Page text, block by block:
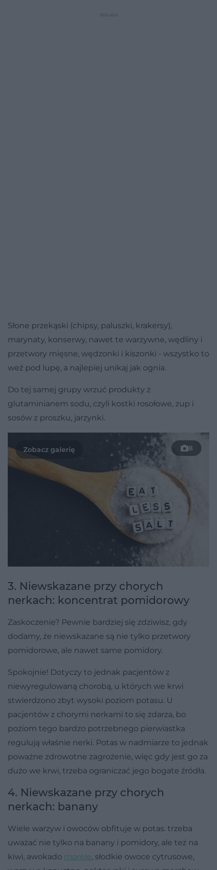
Słone przekąski (chipsy, paluszki, krakersy),
marynaty, konserwy, nawet te warzywne, wędliny i
przetwory mięsne, wędzonki i kiszonki - wszystko to
weź pod lupę, a najlepiej unikaj jak ognia.
Do tej samej grupy wrzuć produkty z
glutaminianem sodu, czyli kostki rosołowe, zup i
sosów z proszku, jarzynki.
8
3. Niewskazane przy chorych
nerkach: koncentrat pomidorowy
Zaskoczenie? Pewnie bardziej się zdziwisz, gdy
dodamy, że niewskazane są nie tylko przetwory
pomidorowe, ale nawet same pomidory.
Spokojnie! Dotyczy to jednak pacjentów z
niewyregulowaną chorobą, u których we krwi
stwierdzono zbyt wysoki poziom potasu. U
pacjentów z chorymi nerkami to się zdarza, bo
poziom tego bardzo potrzebnego pierwiastka
regulują właśnie nerki. Potas w nadmiarze to jednak
poważne zdrowotne zagrożenie, więc gdy jest go za
dużo we krwi, trzeba ograniczać jego bogate źródła.
4. Niewskazane przy chorych
nerkach: banany
Wiele warzyw i owoców obfituje w potas. trzeba
uważać nie tylko na banany i pomidory, ale też na
kiwi, awokado morele, słodkie owoce cytrusowe,